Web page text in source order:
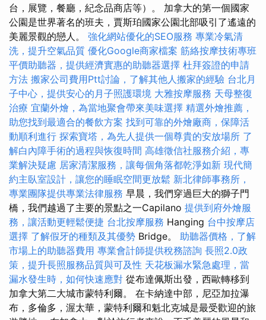
台，展覽，餐廳，紀念品商店等）。 加拿大的第一個國家
公園是世界著名的班夫，賈斯珀國家公園北部吸引了遙遠的
美麗景觀的戀人。 強化網站優化的SEO服務 專業冷氣清
洗，提升空氣品質 優化Google商家檔案 筋絡按摩技術專班
平價助聽器，提供經濟實惠的助聽器選擇 杜拜簽證的申請
方法 搬家公司費用Ptt討論，了解其他人搬家的經驗 台北月
子中心，提供安心的月子照護環境 大雅按摩服務 天母整復
治療 宜蘭外燴，為當地聚會帶來美味選擇 精選外燴推薦，
助您找到最適合的餐飲方案 找到可靠的外燴廠商，保障活
動順利進行 探索寶塔，為先人提供一個尊貴的安放場所 了
解白內障手術的過程與恢復時間 高雄徵信社服務介紹，專
業解決疑慮 居家清潔服務，讓每個角落都乾淨如新 現代簡
約主臥室設計，讓您的睡眠空間更放鬆 新北律師事務所，
專業團隊提供專業法律服務 早晨，我們穿過巨大的獅子門
橋，我們越過了主要的景點之一Capilano 提供到府外燴服
務，讓活動更輕鬆便捷 台北按摩服務 Hanging 台中按摩店
選擇 了解假牙的種類及其優勢 Bridge。 助聽器價格，了解
市場上的助聽器費用 專業會計師提供稅務諮詢 長照2.0政
策，提升長照服務品質與可及性 天花板漏水緊急處理，當
漏水發生時，如何快速應對 從布達佩斯出發，西歐轉移到
加拿大第二大城市蒙特利爾。 在卡納達中部，尼亞加拉瀑
布，多倫多，渥太華，蒙特利爾和魁北克城是最受歡迎的旅